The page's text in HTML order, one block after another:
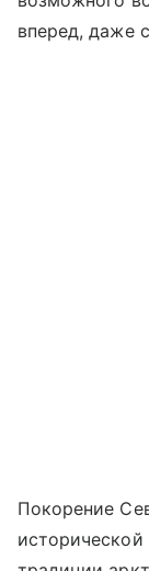
вперед, даже
Покорение